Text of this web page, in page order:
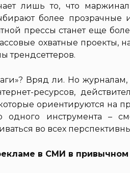
лишь то, что
более прозрачные
прессы станет еще
охватные проекты,
трендсеттеров.
Вряд ли. Но
ресурсов,
ориентируются на
одного инструмента –
во всех
в СМИ в